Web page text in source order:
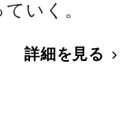
いく。
詳細を見る